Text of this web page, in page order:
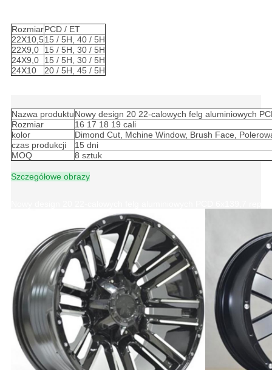
RozmiarPCD / ET
22X10,515 / 5H, 40 / 5H
22X9,0
15 / 5H, 30 / 5H
24X9,0
15 / 5H, 30 / 5H
24X10
20 / 5H, 45 / 5H
Nazwa produktuNowy design 20 22-calowych felg aluminiowych
Rozmiar
16 17 18 19 cali
kolor
Dimond Cut, Mchine Window, Brush Face,
czas produkcji
15 dni
MOQ
8 sztuk
Szczegółowe obrazy